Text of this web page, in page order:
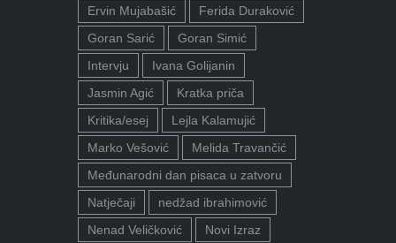
Ervin Mujabašić
Ferida Duraković
Goran Sarić
Goran Simić
Intervju
Ivana Golijanin
Jasmin Agić
Kratka priča
Kritika/esej
Lejla Kalamujić
Marko Vešović
Melida Travančić
Međunarodni dan pisaca u zatvoru
Natječaji
nedžad ibrahimović
Nenad Veličković
Novi Izraz